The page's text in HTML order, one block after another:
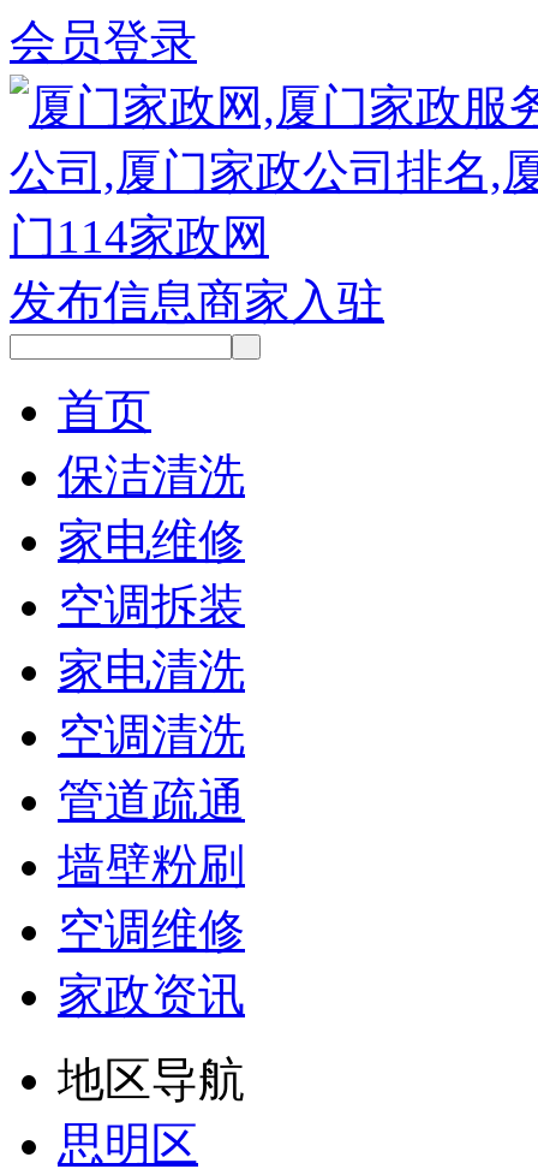
会员登录
发布信息商家入驻
首页
保洁清洗
家电维修
空调拆装
家电清洗
空调清洗
管道疏通
墙壁粉刷
空调维修
家政资讯
地区导航
思明区